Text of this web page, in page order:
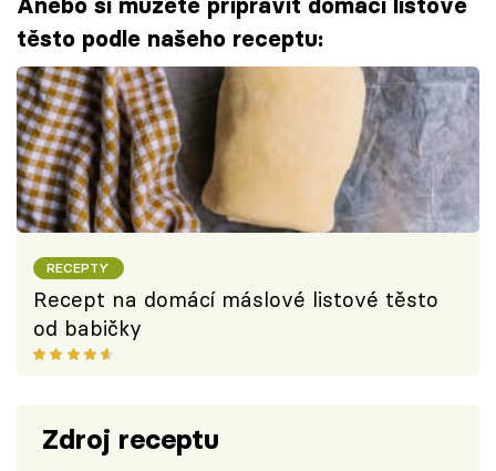
těsto podle našeho receptu:
RECEPTY
Recept na domácí máslové listové těsto
od babičky
Zdroj receptu